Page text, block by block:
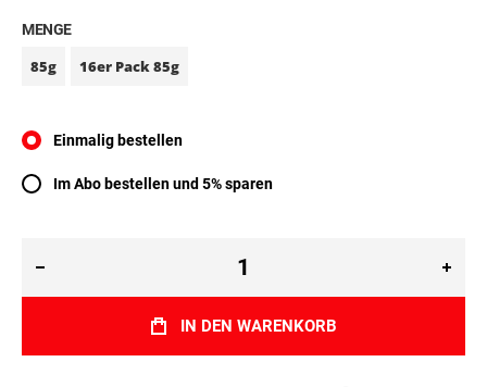
MENGE
85g 16er Pack 85g
Einmalig bestellen
Im Abo bestellen und 5% sparen
IN DEN WARENKORB